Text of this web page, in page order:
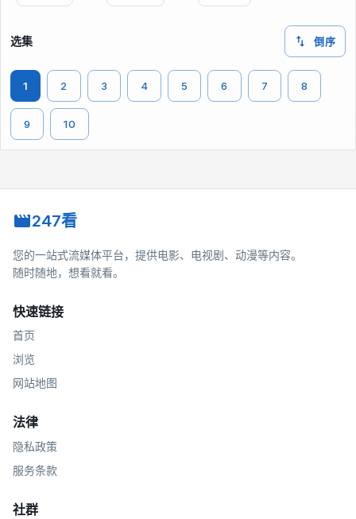
选集 倒序
1 2 3 4 5 6 7 8
9 10
247看
您的一站式流媒体平台，提供电影、电视剧、动漫等内容。
随时随地，想看就看。
快速链接
首页
浏览
网站地图
法律
隐私政策
服务条款
社群